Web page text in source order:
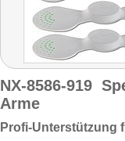
NX-8586-919
Arme
Profi-Unterstützung